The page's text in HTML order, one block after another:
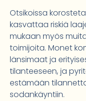
Otsikoissa
kasvattaa riskiä
mukaan myös
toimijoita. Monet
länsimaat ja
tilanteeseen, ja
estämään
sodankäyntiin.